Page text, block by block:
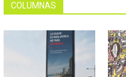
COLUMNAS